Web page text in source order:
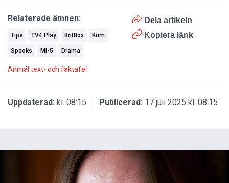
Dela artikeln
Kopiera länk
Relaterade ämnen:
Tips TV4 Play BritBox Krim
Spooks MI-5 Drama
Anmäl text- och faktafel
Uppdaterad: kl. 08:15 Publicerad: 17 juli 2025 kl. 08:15